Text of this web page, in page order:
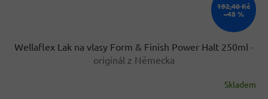
192,40 Kč
–48 %
Wellaflex Lak na vlasy Form & Finish Power Halt 250ml -
originál z Německa
Skladem